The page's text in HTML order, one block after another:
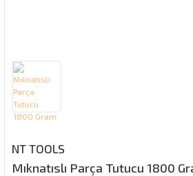
NT TOOLS
Mıknatıslı Parça Tutucu 1800